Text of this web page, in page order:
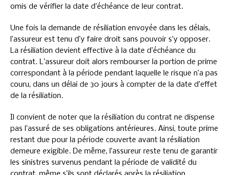
omis de vérifier la date d’échéance de leur contrat.
Une fois la demande de résiliation envoyée dans les délais,
l’assureur est tenu d’y faire droit sans pouvoir s’y opposer.
La résiliation devient effective à la date d’échéance du
contrat. L’assureur doit alors rembourser la portion de prime
correspondant à la période pendant laquelle le risque n’a pas
couru, dans un délai de 30 jours à compter de la date d’effet
de la résiliation.
Il convient de noter que la résiliation du contrat ne dispense
pas l’assuré de ses obligations antérieures. Ainsi, toute prime
restant due pour la période couverte avant la résiliation
demeure exigible. De même, l’assureur reste tenu de garantir
les sinistres survenus pendant la période de validité du